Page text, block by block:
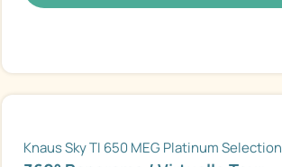
Knaus Sky TI 650 MEG Platinum Selection